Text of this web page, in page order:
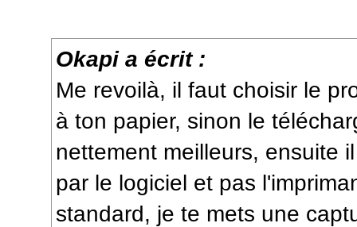
Okapi a écrit :
Me revoilà, il faut choisir le
à ton papier, sinon le
nettement meilleurs, ensuite
par le logiciel et pas
standard, je te mets une